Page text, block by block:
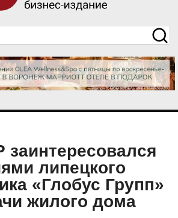
заинтересовался
липецкого
«Глобус Групп»
жилого дома